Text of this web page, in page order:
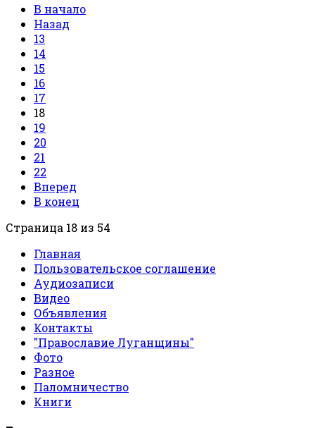
В начало
Назад
13
14
15
16
17
18
19
20
21
22
Вперед
В конец
Страница 18 из 54
Главная
Пользовательское соглашение
Аудиозаписи
Видео
Объявления
Контакты
"Православие Луганщины"
Фото
Разное
Паломничество
Книги